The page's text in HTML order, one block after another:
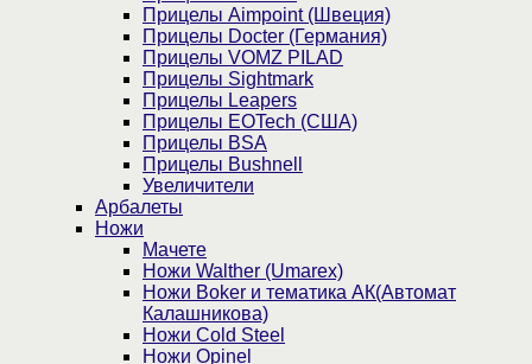
Прицелы Aimpoint (Швеция)
Прицелы Docter (Германия)
Прицелы VOMZ PILAD
Прицелы Sightmark
Прицелы Leapers
Прицелы EOTech (США)
Прицелы BSA
Прицелы Bushnell
Увеличители
Арбалеты
Ножи
Мачете
Ножи Walther (Umarex)
Ножи Boker и тематика АК(Автомат
Калашникова)
Ножи Cold Steel
Ножи Opinel